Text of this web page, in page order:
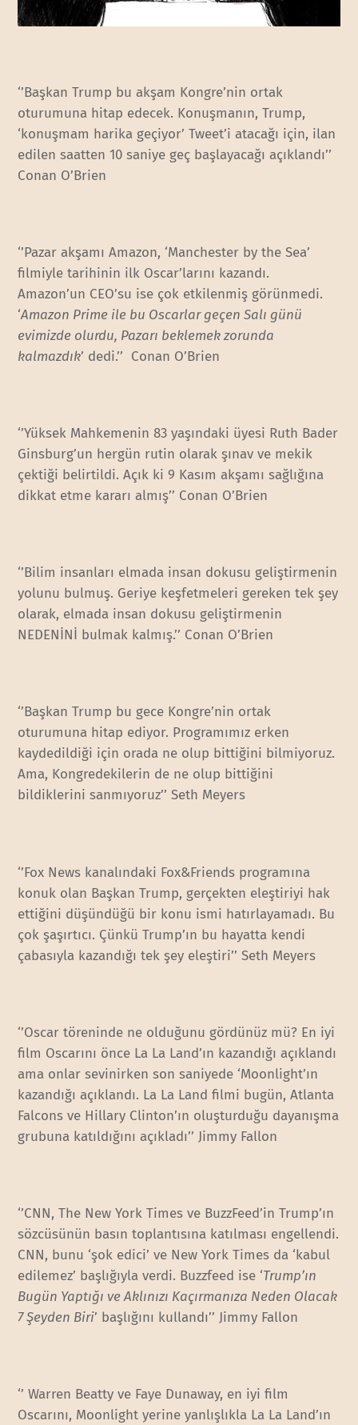
‘’Başkan Trump bu akşam Kongre’nin ortak
oturumuna hitap edecek. Konuşmanın, Trump,
‘konuşmam harika geçiyor’ Tweet’i atacağı için, ilan
edilen saatten 10 saniye geç başlayacağı açıklandı’’
Conan O’Brien
‘’Pazar akşamı Amazon, ‘Manchester by the Sea’
filmiyle tarihinin ilk Oscar’larını kazandı.
Amazon’un CEO’su ise çok etkilenmiş görünmedi.
‘Amazon Prime ile bu Oscarlar geçen Salı günü
evimizde olurdu, Pazarı beklemek zorunda
kalmazdık’ dedi.’’ Conan O’Brien
‘’Yüksek Mahkemenin 83 yaşındaki üyesi Ruth Bader
Ginsburg’un hergün rutin olarak şınav ve mekik
çektiği belirtildi. Açık ki 9 Kasım akşamı sağlığına
dikkat etme kararı almış’’ Conan O’Brien
‘’Bilim insanları elmada insan dokusu geliştirmenin
yolunu bulmuş. Geriye keşfetmeleri gereken tek şey
olarak, elmada insan dokusu geliştirmenin
NEDENİNİ bulmak kalmış.’’ Conan O’Brien
‘’Başkan Trump bu gece Kongre’nin ortak
oturumuna hitap ediyor. Programımız erken
kaydedildiği için orada ne olup bittiğini bilmiyoruz.
Ama, Kongredekilerin de ne olup bittiğini
bildiklerini sanmıyoruz’’ Seth Meyers
‘’Fox News kanalındaki Fox&Friends programına
konuk olan Başkan Trump, gerçekten eleştiriyi hak
ettiğini düşündüğü bir konu ismi hatırlayamadı. Bu
çok şaşırtıcı. Çünkü Trump’ın bu hayatta kendi
çabasıyla kazandığı tek şey eleştiri’’ Seth Meyers
‘’Oscar töreninde ne olduğunu gördünüz mü? En iyi
film Oscarını önce La La Land’ın kazandığı açıklandı
ama onlar sevinirken son saniyede ‘Moonlight’ın
kazandığı açıklandı. La La Land filmi bugün, Atlanta
Falcons ve Hillary Clinton’ın oluşturduğu dayanışma
grubuna katıldığını açıkladı’’ Jimmy Fallon
‘’CNN, The New York Times ve BuzzFeed’in Trump’ın
sözcüsünün basın toplantısına katılması engellendi.
CNN, bunu ‘şok edici’ ve New York Times da ‘kabul
edilemez’ başlığıyla verdi. Buzzfeed ise ‘Trump’ın
Bugün Yaptığı ve Aklınızı Kaçırmanıza Neden Olacak
7 Şeyden Biri’ başlığını kullandı’’ Jimmy Fallon
‘’ Warren Beatty ve Faye Dunaway, en iyi film
Oscarını, Moonlight yerine yanlışlıkla La La Land’ın